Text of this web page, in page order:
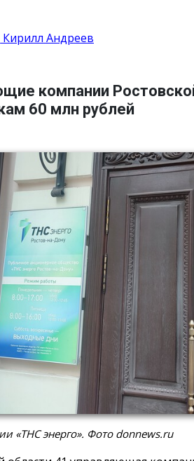
Кирилл Андреев
компании
60 млн рублей
«ТНС энерго». Фото donnews.ru